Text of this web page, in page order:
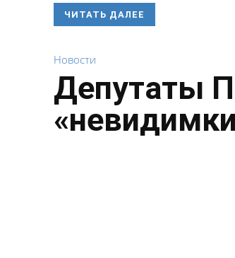
ЧИТАТЬ ДАЛЕЕ
Новости
Депутаты